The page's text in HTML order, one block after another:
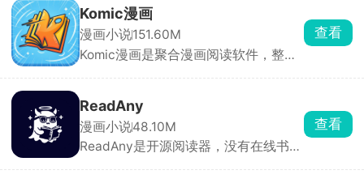
作品有效字数达1万字、累计更新7天且
日更1000字即可签约，审核通过后收
益可提现至微信。包括广告分成、打赏
分成（作者获80%）、会员订阅分成
量作品，按照热血、恋爱、悬疑、古
风、科幻等题材、作品上线年代做类目
划分，搭配关键词搜索、作品连载状态
标注等功能，多种翻页方式自定义等阅
容。
Komic漫画
漫画小说151.60M
Komic漫画是聚合漫画阅读软件，整合
广告，自带题材分类检索、书架收藏，
日间、护眼模式随心切换，也可导入手
机本地漫画文件打开阅读。
查看
ReadAny
漫画小说48.10M
ReadAny是开源阅读器，没有在线书
查看